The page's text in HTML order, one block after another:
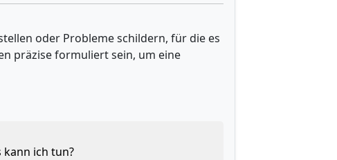
oder Probleme schildern, für die es
präzise formuliert sein, um eine
kann ich tun?